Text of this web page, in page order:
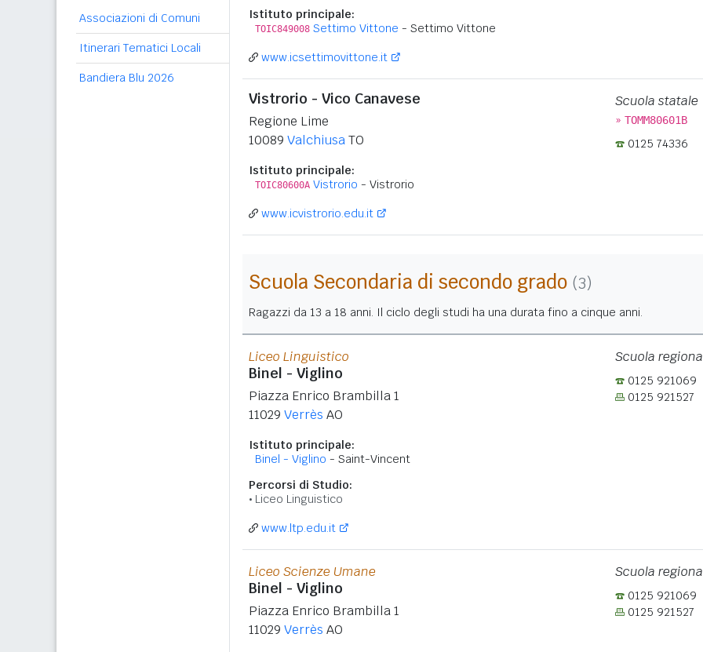
Associazioni di Comuni
Itinerari Tematici Locali
Bandiera Blu 2026
Istituto principale:
TOIC849008 Settimo Vittone - Settimo Vittone
www.icsettimovittone.it
Vistrorio - Vico Canavese
Regione Lime
10089 ValchiusaTO
Istituto principale:
TOIC80600A Vistrorio - Vistrorio
Scuola statale
» TOMM80601B
0125 74336
www.icvistrorio.edu.it
Scuola Secondaria di secondo grado (3)
Ragazzi da 13 a 18 anni. Il ciclo degli studi ha una durata fino a cinque anni.
Liceo Linguistico
Binel - Viglino
Piazza Enrico Brambilla 1
11029 Verrès AO
Istituto principale:
Binel - Viglino - Saint-Vincent
Percorsi di Studio:
Liceo Linguistico
Scuola
0125 921069
0125 921527
www.ltp.edu.it
Liceo Scienze Umane
Binel - Viglino
Piazza Enrico Brambilla 1
11029 Verrès AO
Scuola
0125 921069
0125 921527